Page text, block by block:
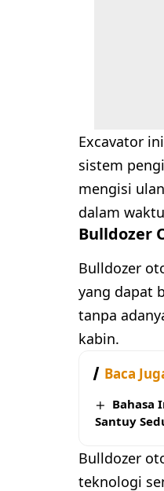
Excavator
sistem
mengisi
dalam
Bulldozer
Bulldozer
yang dapat
tanpa
kabin.
Baca
Bahasa
Santuy
Bulldozer
teknologi